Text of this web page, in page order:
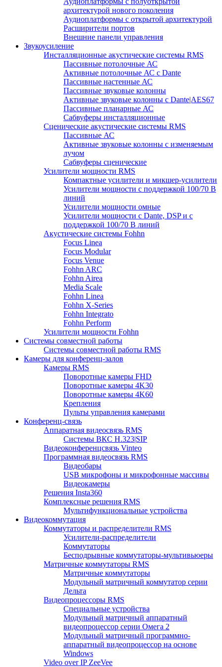
архитектурой нового поколения
Аудиоплатформы с открытой архитектурой
Расширители портов
Внешние панели управления
Звукоусиление
Инсталляционные акустические системы RMS
Пассивные потолочные АС
Активные потолочные АС с Dante
Пассивные настенные АС
Пассивные звуковые колонны
Активные звуковые колонны с Dante|AES67
Пассивные планарные АС
Сабвуферы инсталляционные
Сценические акустические системы RMS
Пассивные АС
Активные звуковые колонны с изменяемым
лучом
Сабвуферы сценические
Усилители мощности RMS
Компактные усилители и микшер-усилители
Усилители мощности с поддержкой 100/70 В
линий
Усилители мощности омные
Усилители мощности с Dante, DSP и с
поддержкой 100/70 В линий
Акустические системы Fohhn
Focus Linea
Focus Modular
Focus Venue
Fohhn ARC
Fohhn Airea
Media Scale
Fohhn Linea
Fohhn X-Series
Fohhn Integrato
Fohhn Perform
Усилители мощности Fohhn
Системы совместной работы
Системы совместной работы RMS
Камеры для конференц-залов
Камеры RMS
Поворотные камеры FHD
Поворотные камеры 4K30
Поворотные камеры 4K60
Крепления
Пульты управления камерами
Конференц-связь
Аппаратная видеосвязь RMS
Системы ВКС H.323|SIP
Видеоконференцсвязь Vinteo
Программная видеосвязь RMS
Видеобары
USB микрофоны и микрофонные массивы
Видеокамеры
Решения Insta360
Комплексные решения RMS
Мультифункциональные устройства
Видеокоммутация
Коммутаторы и распределители RMS
Усилители-распределители
Коммутаторы
Бесподрывные коммутаторы-мультивьюеры
Матричные коммутаторы RMS
Матричные коммутаторы
Модульный матричный коммутатор серии
Дельта
Видеопроцессоры RMS
Специальные устройства
Модульный матричный аппаратный
видеопроцессор серии Омега 2
Модульный матричный программно-
аппаратный видеопроцессор на основе
Windows
Video over IP ZeeVee